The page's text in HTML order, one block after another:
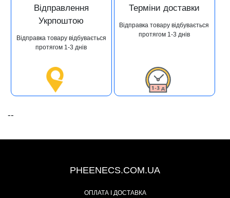
Відправлення
Укрпоштою
Відправка товару відбувається
протягом 1-3 днів
Терміни доставки
Відправка товару відбувається
протягом 1-3 днів
--
PHEENECS.COM.UA
ОПЛАТА І ДОСТАВКА